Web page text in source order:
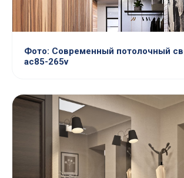
Фото: Современный потолочный
ac85-265v